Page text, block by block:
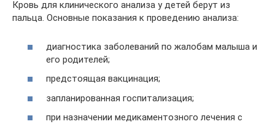
Кровь для клинического анализа у детей берут из
пальца. Основные показания к проведению анализа:
диагностика заболеваний по жалобам малыша и
его родителей;
предстоящая вакцинация;
запланированная госпитализация;
при назначении медикаментозного лечения с